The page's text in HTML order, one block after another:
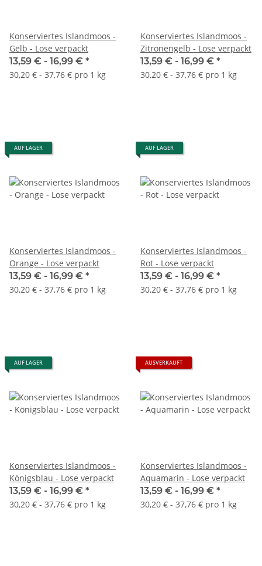
Konserviertes Islandmoos -
Gelb - Lose verpackt
13,59 € - 16,99 € *
30,20 € - 37,76 € pro 1 kg
Konserviertes Islandmoos -
Zitronengelb - Lose verpackt
13,59 € - 16,99 € *
30,20 € - 37,76 € pro 1 kg
AUF LAGER
Konserviertes Islandmoos -
Orange - Lose verpackt
13,59 € - 16,99 € *
30,20 € - 37,76 € pro 1 kg
AUF LAGER
Konserviertes Islandmoos -
Rot - Lose verpackt
13,59 € - 16,99 € *
30,20 € - 37,76 € pro 1 kg
AUF LAGER
Konserviertes Islandmoos -
Königsblau - Lose verpackt
13,59 € - 16,99 € *
30,20 € - 37,76 € pro 1 kg
AUSVERKAUFT
Konserviertes Islandmoos -
Aquamarin - Lose verpackt
13,59 € - 16,99 € *
30,20 € - 37,76 € pro 1 kg